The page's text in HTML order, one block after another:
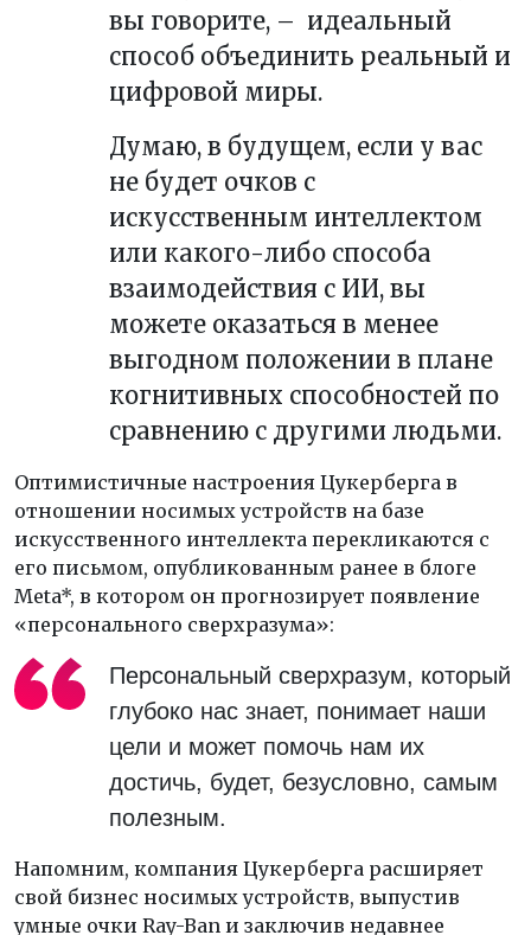
вы говорите, – идеальный
способ объединить реальный и
цифровой миры.
Думаю, в будущем, если у вас
не будет очков с
искусственным интеллектом
или какого-либо способа
взаимодействия с ИИ, вы
можете оказаться в менее
выгодном положении в плане
когнитивных способностей по
сравнению с другими людьми.
Оптимистичные настроения Цукерберга в
отношении носимых устройств на базе
искусственного интеллекта перекликаются с
его письмом, опубликованным ранее в блоге
Meta*, в котором он прогнозирует появление
«персонального сверхразума»:
Персональный сверхразум, который
глубоко нас знает, понимает наши
цели и может помочь нам их
достичь, будет, безусловно, самым
полезным.
Напомним, компания Цукерберга расширяет
свой бизнес носимых устройств, выпустив
умные очки Ray-Ban и заключив недавнее